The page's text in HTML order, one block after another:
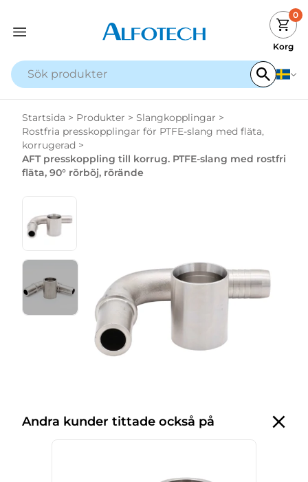
0
Korg
Startsida > Produkter > Slangkopplingar >
Rostfria presskopplingar för PTFE-slang med fläta,
korrugerad >
AFT presskoppling till korrug. PTFE-slang med rostfri
fläta, 90° rörböj, rörände
Andra kunder tittade också på